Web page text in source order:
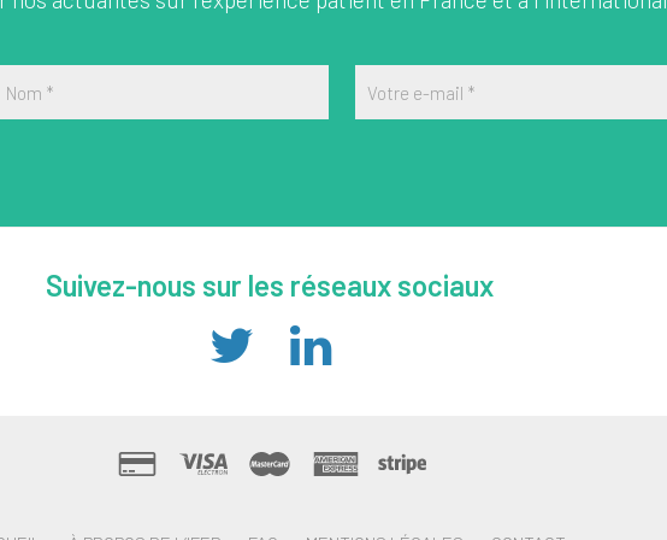
Nom * Votre e-mail *
Suivez-nous sur les réseaux sociaux